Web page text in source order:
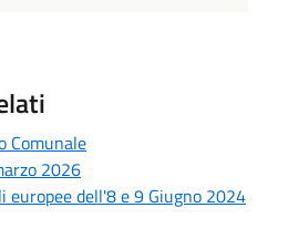
Comunale
2026
europee dell'8 e 9 Giugno 2024